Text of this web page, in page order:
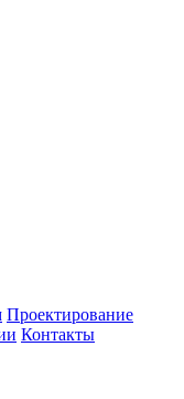
Проектирование
Контакты